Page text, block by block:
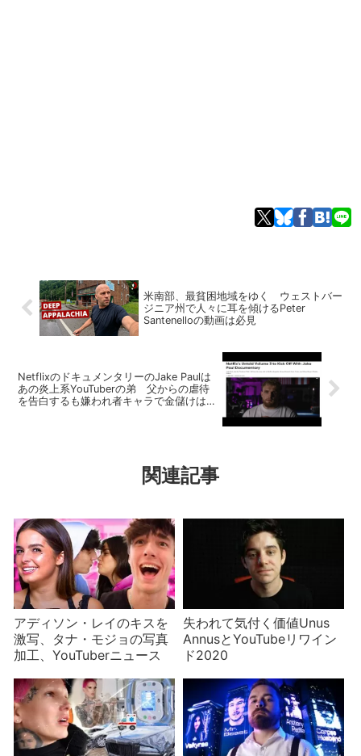
米南部、最貧困地域をゆく ウェストバー
ジニア州で人々に耳を傾けるPeter
Santenelloの動画は必見
NetflixのドキュメンタリーのJake Paulは
あの炎上系YouTuberの弟 父からの虐待
を告白するも嫌われ者キャラで金儲けは継
関連記事
アディソン・レイのキスを
激写、タナ・モジョの写真
加工、YouTuberニュース
失われて気付く価値Unus
AnnusとYouTubeリワイン
ド2020